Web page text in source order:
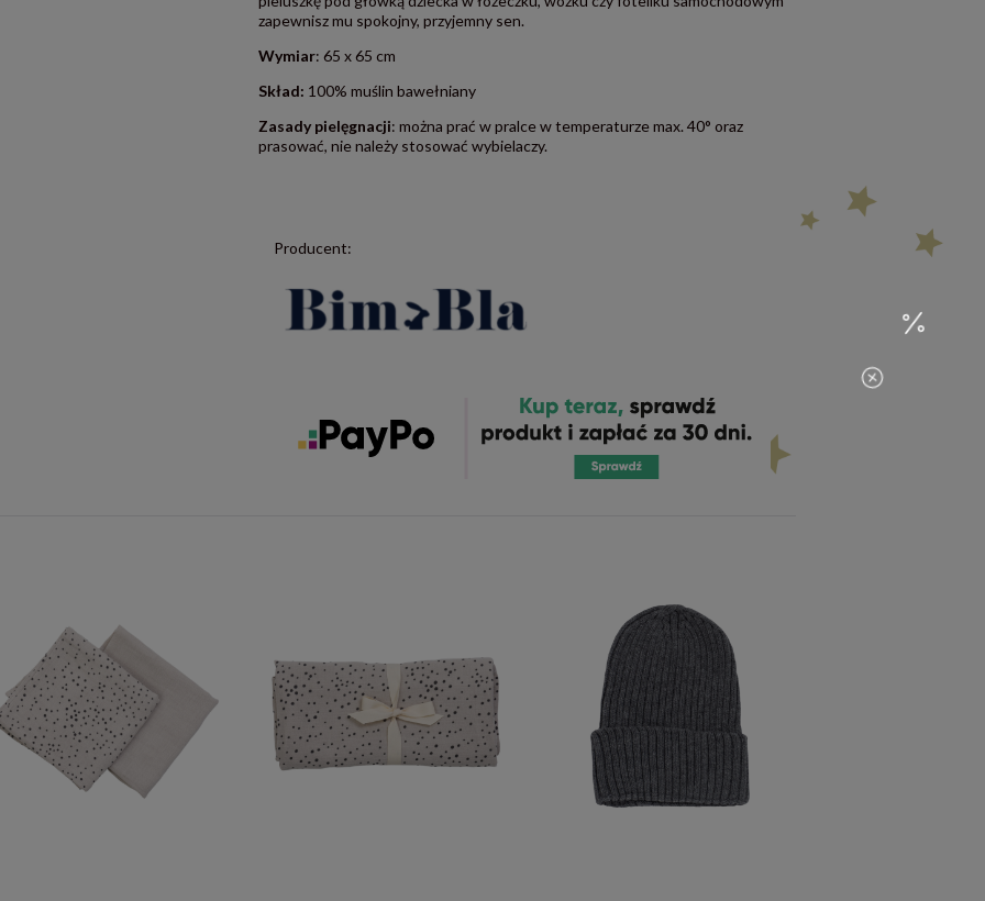
zapewnisz mu spokojny, przyjemny sen.
Wymiar: 65 x 65 cm
Skład: 100% muślin bawełniany
Zasady pielęgnacji: można prać w pralce w temperaturze max. 40° oraz
prasować, nie należy stosować wybielaczy.
Producent: